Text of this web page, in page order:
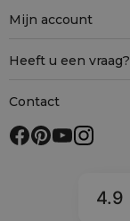
Mijn account
Heeft u een vraag?
Contact
4.9